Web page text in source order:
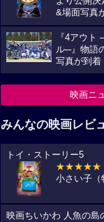
&場面写真
『4アウト
ル─』物語
写真が到着
映画ニ
みんなの映画レビ
トイ・ストーリー5
★★★★★
小さい子（
映画ちいかわ 人魚の島